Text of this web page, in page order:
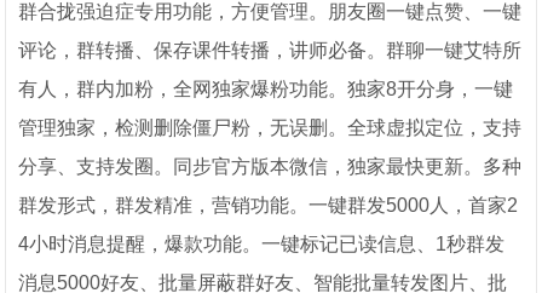
群合拢强迫症专用功能，方便管理。朋友圈一键点赞、一键
评论，群转播、保存课件转播，讲师必备。群聊一键艾特所
有人，群内加粉，全网独家爆粉功能。独家8开分身，一键
管理独家，检测删除僵尸粉，无误删。全球虚拟定位，支持
分享、支持发圈。同步官方版本微信，独家最快更新。多种
群发形式，群发精准，营销功能。一键群发5000人，首家2
4小时消息提醒，爆款功能。一键标记已读信息、1秒群发
消息5000好友、批量屏蔽群好友、智能批量转发图片、批